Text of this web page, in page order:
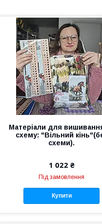
Матеріали для
схему: "Вільний
схеми).
1 022 ₴
Під замовлення
Купити